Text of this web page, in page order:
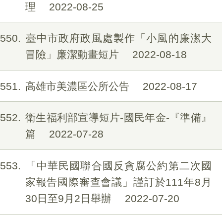
理
2022-08-25
550
臺中市政府政風處製作「小風的廉潔大
冒險」廉潔動畫短片
2022-08-18
551 高雄市美濃區公所公告 2022-08-17
552
衛生福利部宣導短片-國民年金-『準備』
篇
2022-07-28
553
「中華民國聯合國反貪腐公約第二次國
家報告國際審查會議」謹訂於111年8月
30日至9月2日舉辦
2022-07-20